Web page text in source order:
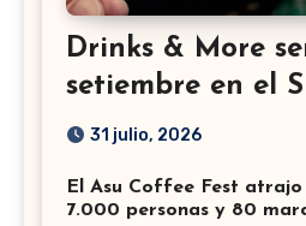
Drinks & More
setiembre en el
31 julio, 2026
El Asu Coffee Fest atrajo
7.000 personas y 80